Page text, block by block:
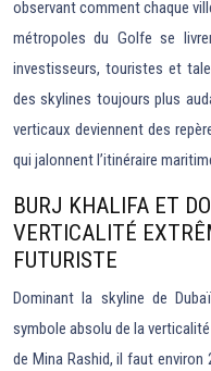
observant comment chaque
métropoles du Golfe se
investisseurs, touristes et
des skylines toujours plus
verticaux deviennent des
qui jalonnent l’itinéraire
BURJ KHALIFA ET
VERTICALITÉ
FUTURISTE
Dominant la skyline de
symbole absolu de la
de Mina Rashid, il faut